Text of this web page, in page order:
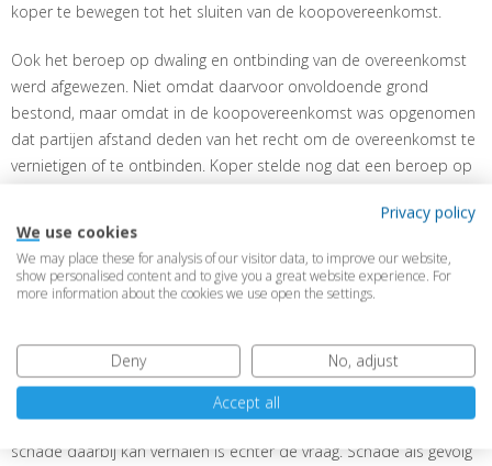
koper te bewegen tot het sluiten van de koopovereenkomst.
Ook het beroep op dwaling en ontbinding van de overeenkomst
werd afgewezen. Niet omdat daarvoor onvoldoende grond
bestond, maar omdat in de koopovereenkomst was opgenomen
dat partijen afstand deden van het recht om de overeenkomst te
vernietigen of te ontbinden. Koper stelde nog dat een beroep op
de rechtbank wees dit af. De contractuele uitsluiting was volgens
de rechtbank welbewust overeengekomen en koper moet in dat
geval – geparafraseerd – van goeden huize komen om deze
uitsluiting op grond van de redelijkheid en billijkheid ter zijde te
De koper kon de overname dus niet terugdraaien. Wel heeft de
koper recht op schadevergoeding, welke schade in een aparte
procedure zal worden vastgesteld. Of de koper de volledige
schade daarbij kan verhalen is echter de vraag. Schade als gevolg
Privacy policy
We use cookies
We may place these for analysis of our visitor data, to improve our website,
show personalised content and to give you a great website experience. For
more information about the cookies we use open the settings.
Deny
No, adjust
Accept all